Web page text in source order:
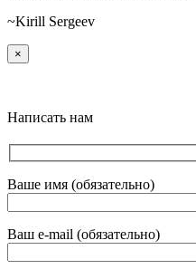
~Kirill Sergeev
×
Написать нам
Ваше имя (обязательно)
Ваш e-mail (обязательно)